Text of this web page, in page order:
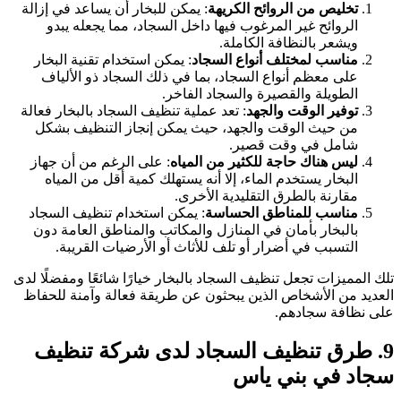
تخليص من الروائح الكريهة: يمكن للبخار أن يساعد في إزالة
الروائح غير المرغوب فيها داخل السجاد، مما يجعله يبدو
ويشعر بالنظافة الكاملة.
مناسب لمختلف أنواع السجاد: يمكن استخدام تقنية البخار
على معظم أنواع السجاد، بما في ذلك السجاد ذو الألياف
الطويلة والقصيرة والسجاد الفاخر.
توفير الوقت والجهد: تعد عملية تنظيف السجاد بالبخار فعالة
من حيث الوقت والجهد، حيث يمكن إنجاز التنظيف بشكل
شامل في وقت قصير.
ليس هناك حاجة للكثير من المياه: على الرغم من أن جهاز
البخار يستخدم الماء، إلا أنه يستهلك كمية أقل من المياه
مقارنة بالطرق التقليدية الأخرى.
مناسب للمناطق الحساسة: يمكن استخدام تنظيف السجاد
بالبخار بأمان في المنازل والمكاتب والمناطق العامة دون
التسبب في أضرار أو تلف للأثاث أو الأرضيات القريبة.
تلك المميزات تجعل تنظيف السجاد بالبخار خيارًا شائعًا ومفضلًا لدى
العديد من الأشخاص الذين يبحثون عن طريقة فعالة وآمنة للحفاظ
على نظافة سجادهم.
9. طرق تنظيف السجاد لدى شركة تنظيف
سجاد في بني ياس